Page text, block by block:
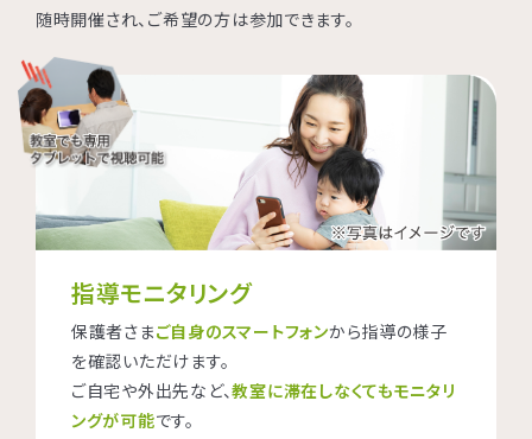
随時開催され、ご希望の方は参加できます。
指導モニタリング
保護者さまご自身のスマートフォンから指導の様子
を確認いただけます。
ご自宅や外出先など、教室に滞在しなくてもモニタリ
ングが可能です。